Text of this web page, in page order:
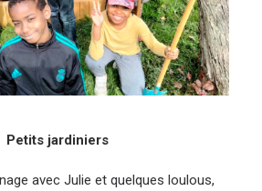
Petits jardiniers
avec Julie et quelques loulous,